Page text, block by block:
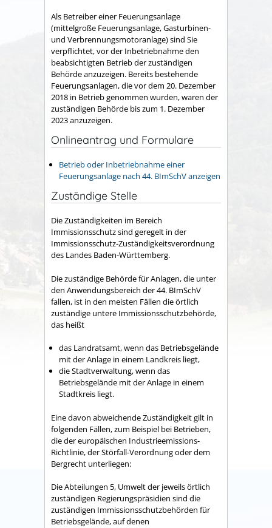
Als Betreiber einer Feuerungsanlage
(mittelgroße Feuerungsanlage, Gasturbinen-
und Verbrennungsmotoranlage) sind Sie
verpflichtet, vor der Inbetriebnahme den
beabsichtigten Betrieb der zuständigen
Behörde anzuzeigen. Bereits bestehende
Feuerungsanlagen, die vor dem 20. Dezember
2018 in Betrieb genommen wurden, waren der
zuständigen Behörde bis zum 1. Dezember
2023 anzuzeigen.
Onlineantrag und Formulare
Betrieb oder Inbetriebnahme einer
Feuerungsanlage nach 44. BImSchV anzeigen
Zuständige Stelle
Die Zuständigkeiten im Bereich
Immissionsschutz sind geregelt in der
Immissionsschutz-Zuständigkeitsverordnung
des Landes Baden-Württemberg.
Die zuständige Behörde für Anlagen, die unter
den Anwendungsbereich der 44. BImSchV
fallen, ist in den meisten Fällen die örtlich
zuständige untere Immissionsschutzbehörde,
das heißt
das Landratsamt, wenn das Betriebsgelände
mit der Anlage in einem Landkreis liegt,
die Stadtverwaltung, wenn das
Betriebsgelände mit der Anlage in einem
Stadtkreis liegt.
Eine davon abweichende Zuständigkeit gilt in
folgenden Fällen, zum Beispiel bei Betrieben,
die der europäischen Industrieemissions-
Richtlinie, der Störfall-Verordnung oder dem
Bergrecht unterliegen:
Die Abteilungen 5, Umwelt der jeweils örtlich
zuständigen Regierungspräsidien sind die
zuständigen Immissionsschutzbehörden für
Betriebsgelände, auf denen